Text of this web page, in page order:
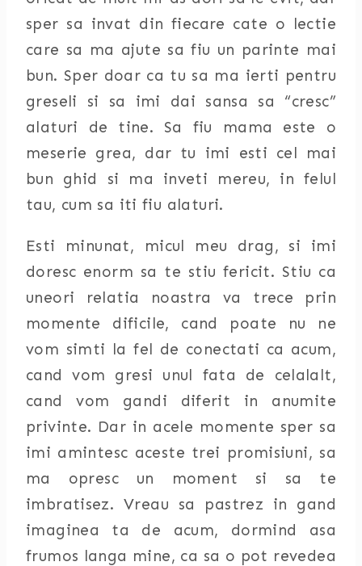
sper sa invat din fiecare cate o lectie
care sa ma ajute sa fiu un parinte mai
bun. Sper doar ca tu sa ma ierti pentru
greseli si sa imi dai sansa sa “cresc”
alaturi de tine. Sa fiu mama este o
meserie grea, dar tu imi esti cel mai
bun ghid si ma inveti mereu, in felul
tau, cum sa iti fiu alaturi.
Esti minunat, micul meu drag, si imi
doresc enorm sa te stiu fericit. Stiu ca
uneori relatia noastra va trece prin
momente dificile, cand poate nu ne
vom simti la fel de conectati ca acum,
cand vom gresi unul fata de celalalt,
cand vom gandi diferit in anumite
privinte. Dar in acele momente sper sa
imi amintesc aceste trei promisiuni, sa
ma opresc un moment si sa te
imbratisez. Vreau sa pastrez in gand
imaginea ta de acum, dormind asa
frumos langa mine, ca sa o pot revedea